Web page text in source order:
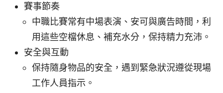
賽事節奏
中職比賽常有中場表演、安可與廣告時間，利
用這些空檔休息、補充水分，保持精力充沛。
安全與互動
保持隨身物品的安全，遇到緊急狀況遵從現場
工作人員指示。